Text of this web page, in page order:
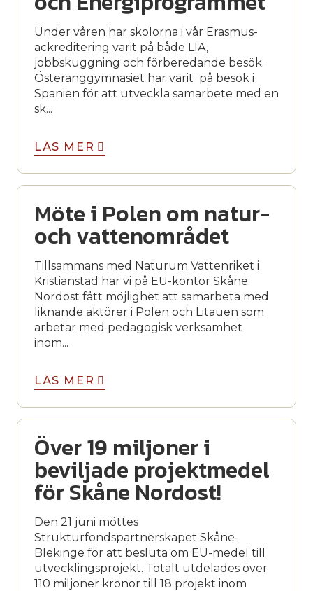
Under våren har skolorna i vår Erasmus-
ackreditering varit på både LIA,
jobbskuggning och förberedande besök.
Österänggymnasiet har varit på besök i
Spanien för att utveckla samarbete med en
sk...
LÄS MER
Möte i Polen om natur-
och vattenområdet
Tillsammans med Naturum Vattenriket i
Kristianstad har vi på EU-kontor Skåne
Nordost fått möjlighet att samarbeta med
liknande aktörer i Polen och Litauen som
arbetar med pedagogisk verksamhet
inom...
LÄS MER
Över 19 miljoner i
beviljade projektmedel
för Skåne Nordost!
Den 21 juni möttes
Strukturfondspartnerskapet Skåne-
Blekinge för att besluta om EU-medel till
utvecklingsprojekt. Totalt utdelades över
110 miljoner kronor till 18 projekt inom